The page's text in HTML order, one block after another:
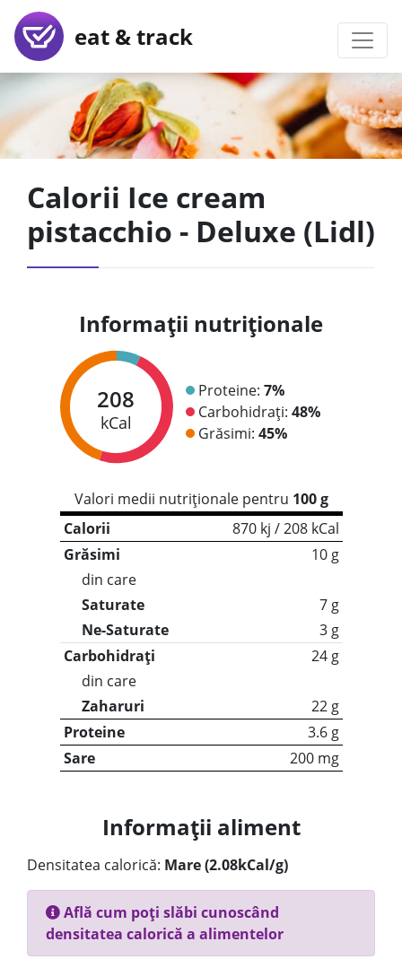
eat & track
Calorii Ice cream
pistacchio - Deluxe (Lidl)
Informații nutriționale
208
kCal
Proteine: 7%
Carbohidrați: 48%
Grăsimi: 45%
Valori medii nutriționale pentru 100 g
Calorii
870 kj / 208 kCal
Grăsimi
10 g
din care
Saturate
7 g
Ne-Saturate
3 g
Carbohidrați
24 g
din care
Zaharuri
22 g
Proteine
3.6 g
Sare
200 mg
Informații aliment
Densitatea calorică: Mare (2.08kCal/g)
Află cum poți slăbi cunoscând
densitatea calorică a alimentelor